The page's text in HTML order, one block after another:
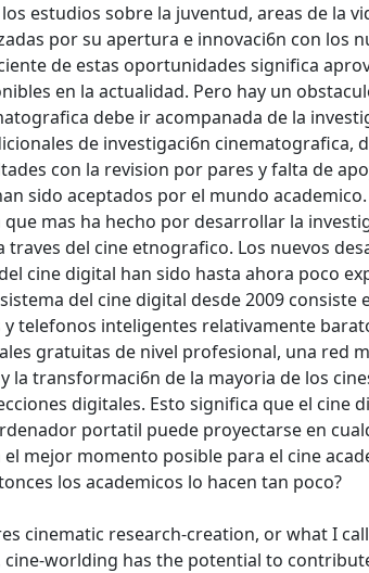
estudios sobre la juventud, areas de la
por su apertura e innovaci6n con los
de estas oportunidades significa
en la actualidad. Pero hay un
debe ir acompanada de la
de investigaci6n cinematografica,
con la revision por pares y falta de
sido aceptados por el mundo
mas ha hecho por desarrollar la
traves del cine etnografico. Los nuevos
cine digital han sido hasta ahora poco
del cine digital desde 2009 consiste
y telefonos inteligentes relativamente
gratuitas de nivel profesional, una red
la transformaci6n de la mayoria de los
digitales. Esto significa que el cine
portatil puede proyectarse en
el mejor momento posible para el cine
los academicos lo hacen tan poco?
cinematic research-creation, or what I
worlding has the potential to